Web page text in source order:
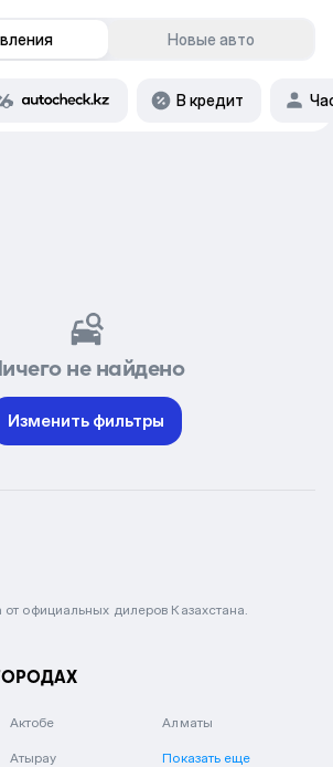
Новые авто
В кредит
не найдено
Изменить фильтры
официальных дилеров Казахстана.
Актобе Алматы
Атырау Показать еще